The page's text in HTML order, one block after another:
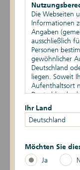
Die Webseiten
Informationen
Angaben
ausschließlich
Personen
gewöhnlicher
Deutschland
liegen. Soweit
Aufenthaltsort
Deutschland
liegen, ist
gestattet.
bestätigen Sie,
Die auf den
Ihr Land
Deutschland
Möchten Sie
Ja
Produktdetails
Basiswert
Szenario-
Publikationen
Datum
16.06.2026